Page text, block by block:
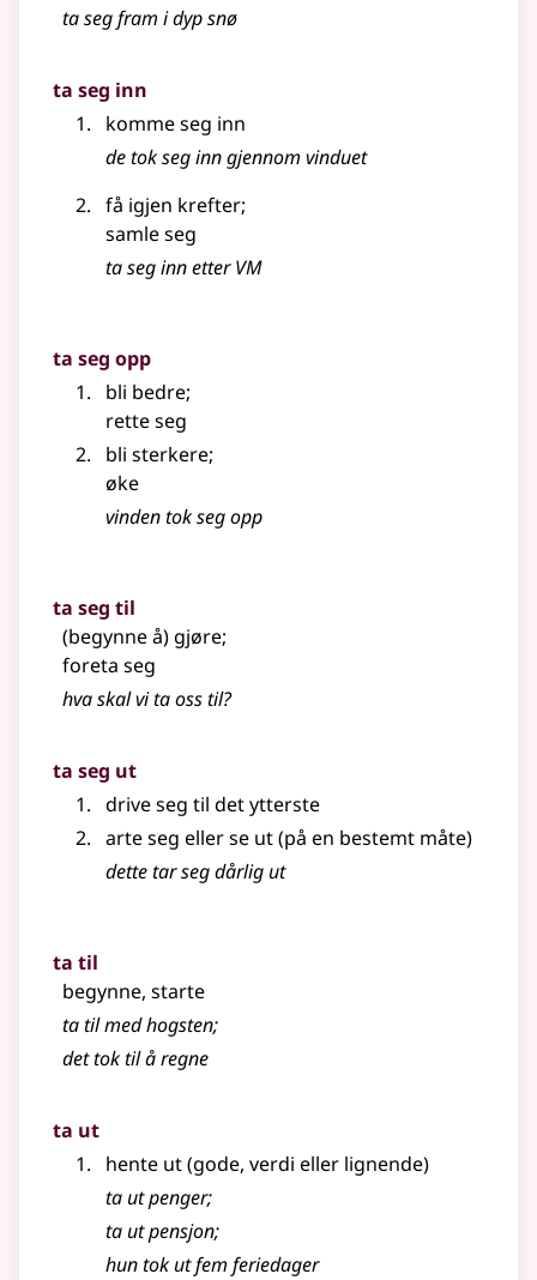
ta seg fram i dyp snø
ta seg inn
komme seg inn
de tok seg inn gjennom vinduet
få igjen krefter;
samle seg
ta seg inn etter VM
ta seg opp
bli bedre;
rette seg
bli sterkere;
øke
vinden tok seg opp
ta seg til
(begynne å) gjøre;
foreta seg
hva skal vi ta oss til?
ta seg ut
drive seg til det ytterste
arte seg eller se ut (på en bestemt måte)
dette tar seg dårlig ut
ta til
begynne, starte
ta til med hogsten;
det tok til å regne
ta ut
hente ut (gode, verdi eller lignende)
ta ut penger;
ta ut pensjon;
hun tok ut fem feriedager